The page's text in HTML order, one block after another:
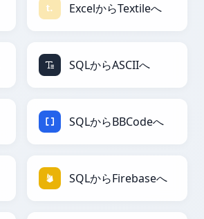
ExcelからTextileへ
SQLからASCIIへ
SQLからBBCodeへ
SQLからFirebaseへ